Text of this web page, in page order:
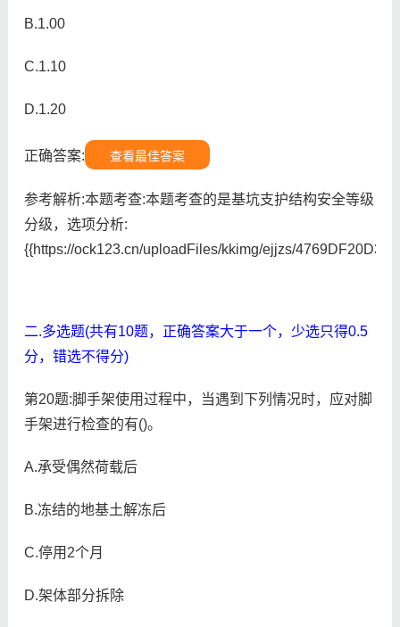
B.1.00
C.1.10
D.1.20
正确答案: 查看最佳答案
参考解析:本题考查:本题考查的是基坑支护结构安全等级
分级，选项分析:
{{https://ock123.cn/uploadFiles/kkimg/ejjzs/
二.多选题(共有10题，正确答案大于一个，少选只得0.5
分，错选不得分)
第20题:脚手架使用过程中，当遇到下列情况时，应对脚
手架进行检查的有()。
A.承受偶然荷载后
B.冻结的地基土解冻后
C.停用2个月
D.架体部分拆除